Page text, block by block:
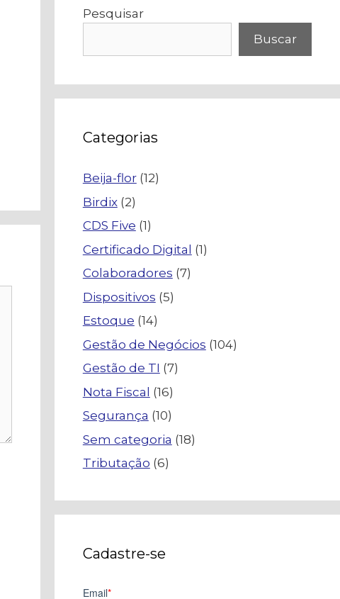
Pesquisar
Buscar
Categorias
Beija-flor(12)
Birdix(2)
CDS Five (1)
Certificado Digital (1)
Colaboradores (7)
Dispositivos (5)
Estoque (14)
Gestão de Negócios (104)
Gestão de TI (7)
Nota Fiscal (16)
Segurança (10)
Sem categoria (18)
Tributação (6)
Cadastre-se